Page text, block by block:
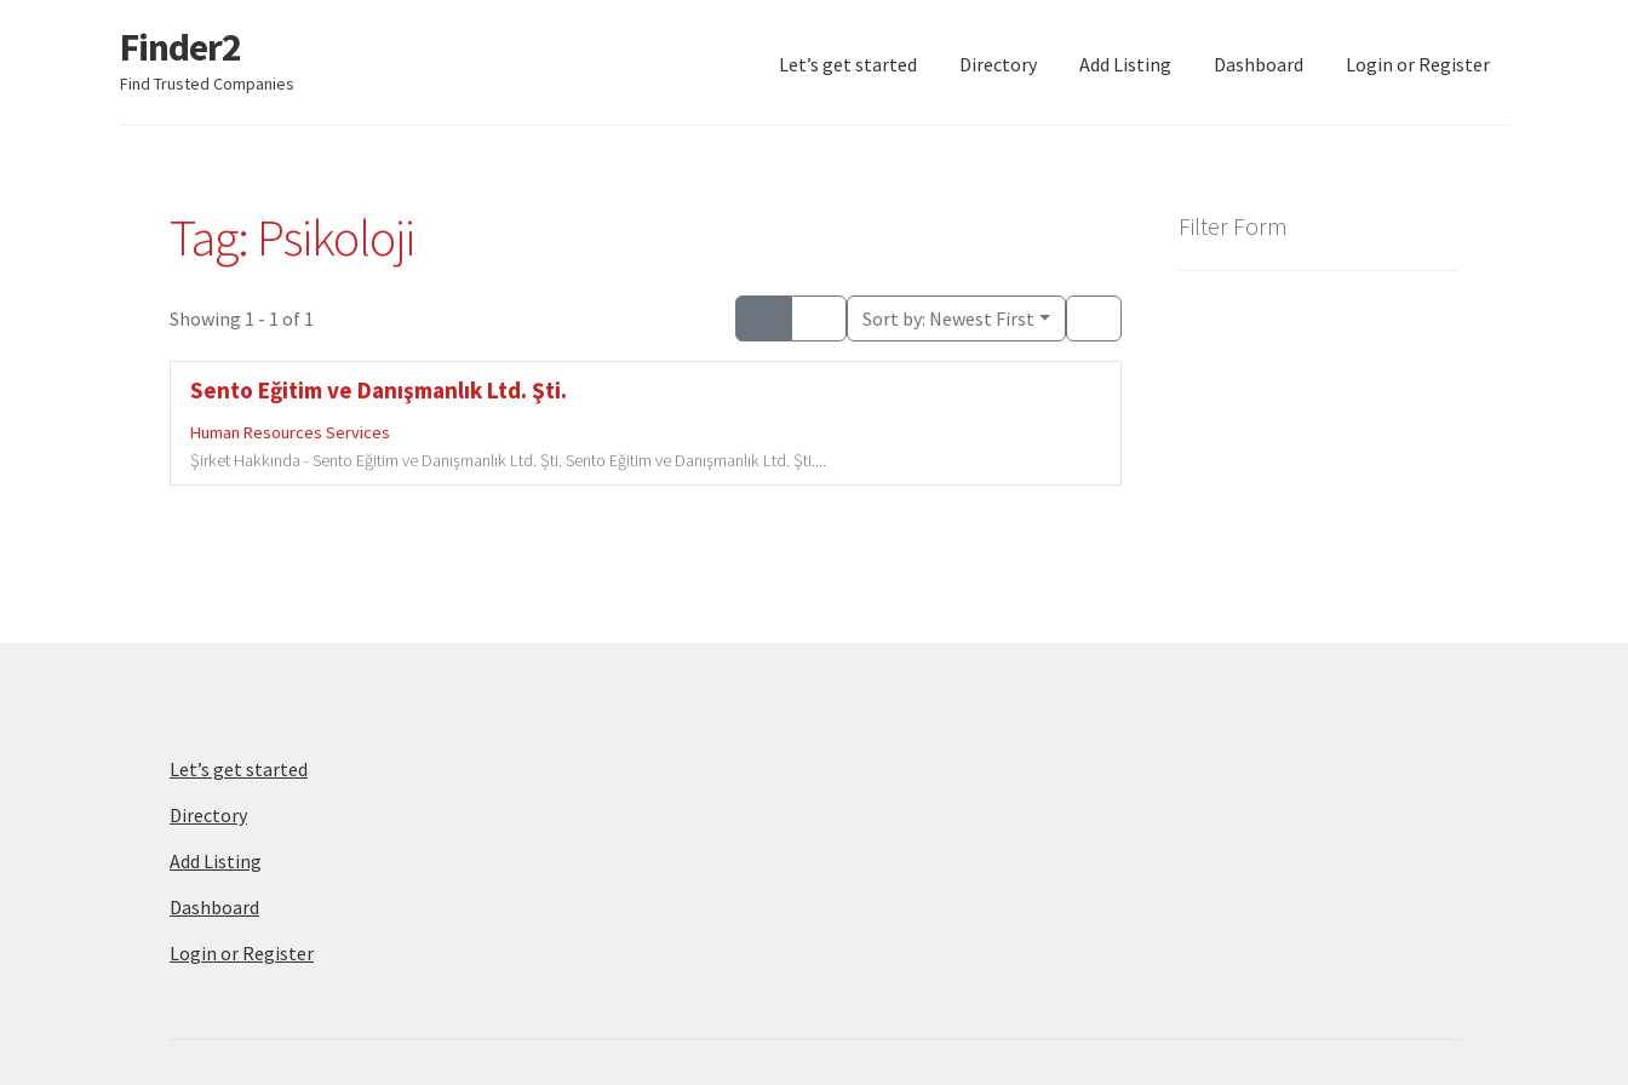
Skip
to
Skip
to
Finder2
Find Trusted Companies
Let’s get started Directory Add Listing Dashboard Login or Register
Tag: Psikoloji
Showing 1 - 1 of 1 Sort by: Newest First
Sento Eğitim ve Danışmanlık Ltd. Şti.
Human Resources Services
Şirket Hakkında - Sento Eğitim ve Danışmanlık Ltd. Şti. Sento Eğitim ve Danışmanlık Ltd. Şti....
Filter Form
Let’s get started
Directory
Add Listing
Dashboard
Login or Register